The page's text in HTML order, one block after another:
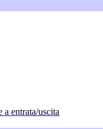
entrata/uscita